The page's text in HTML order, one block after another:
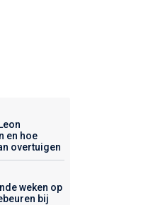
en hoe
overtuigen
weken op
bij